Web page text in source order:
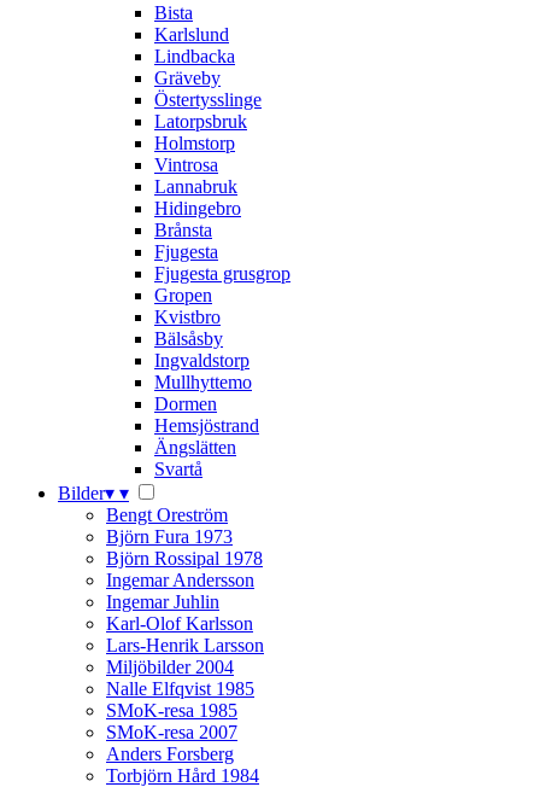
Bista
Karlslund
Lindbacka
Gräveby
Östertysslinge
Latorpsbruk
Holmstorp
Vintrosa
Lannabruk
Hidingebro
Brånsta
Fjugesta
Fjugesta grusgrop
Gropen
Kvistbro
Bälsåsby
Ingvaldstorp
Mullhyttemo
Dormen
Hemsjöstrand
Ängslätten
Svartå
Bilder▾ ▾
Bengt Oreström
Björn Fura 1973
Björn Rossipal 1978
Ingemar Andersson
Ingemar Juhlin
Karl-Olof Karlsson
Lars-Henrik Larsson
Miljöbilder 2004
Nalle Elfqvist 1985
SMoK-resa 1985
SMoK-resa 2007
Anders Forsberg
Torbjörn Hård 1984